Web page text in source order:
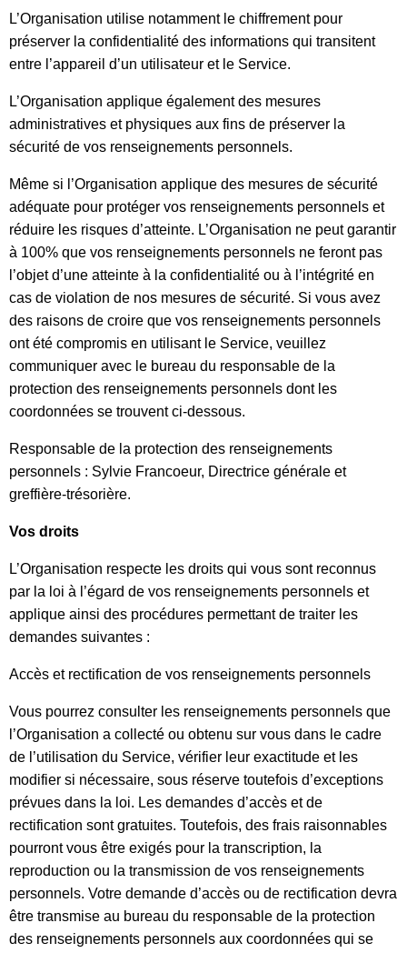
L’Organisation utilise notamment le chiffrement pour
préserver la confidentialité des informations qui transitent
entre l’appareil d’un utilisateur et le Service.
L’Organisation applique également des mesures
administratives et physiques aux fins de préserver la
sécurité de vos renseignements personnels.
Même si l’Organisation applique des mesures de sécurité
adéquate pour protéger vos renseignements personnels et
réduire les risques d’atteinte. L’Organisation ne peut garantir
à 100% que vos renseignements personnels ne feront pas
l’objet d’une atteinte à la confidentialité ou à l’intégrité en
cas de violation de nos mesures de sécurité. Si vous avez
des raisons de croire que vos renseignements personnels
ont été compromis en utilisant le Service, veuillez
communiquer avec le bureau du responsable de la
protection des renseignements personnels dont les
coordonnées se trouvent ci-dessous.
Responsable de la protection des renseignements
personnels : Sylvie Francoeur, Directrice générale et
greffière-trésorière.
Vos droits
L’Organisation respecte les droits qui vous sont reconnus
par la loi à l’égard de vos renseignements personnels et
applique ainsi des procédures permettant de traiter les
demandes suivantes :
Accès et rectification de vos renseignements personnels
Vous pourrez consulter les renseignements personnels que
l’Organisation a collecté ou obtenu sur vous dans le cadre
de l’utilisation du Service, vérifier leur exactitude et les
modifier si nécessaire, sous réserve toutefois d’exceptions
prévues dans la loi. Les demandes d’accès et de
rectification sont gratuites. Toutefois, des frais raisonnables
pourront vous être exigés pour la transcription, la
reproduction ou la transmission de vos renseignements
personnels. Votre demande d’accès ou de rectification devra
être transmise au bureau du responsable de la protection
des renseignements personnels aux coordonnées qui se